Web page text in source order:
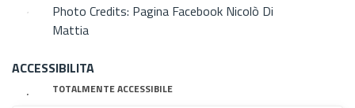
Photo Credits: Pagina Facebook Nicolò Di
Mattia
ACCESSIBILITA
TOTALMENTE ACCESSIBILE